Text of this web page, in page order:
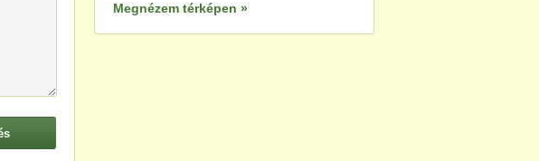
Megnézem térképen »